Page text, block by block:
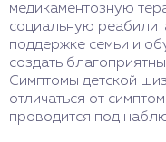
медикаментозную
социальную
поддержке семьи и
создать
Симптомы детской
отличаться от
проводится под